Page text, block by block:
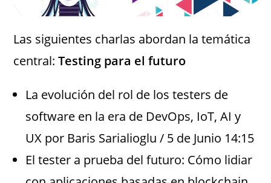
Las siguientes charlas abordan la temática
central:Testing para el futuro
La evolución del rol de los testers de
software en la era de DevOps, IoT, AI y
UX por Baris Sarialioglu / 5 de Junio 14:15
El tester a prueba del futuro: Cómo lidiar